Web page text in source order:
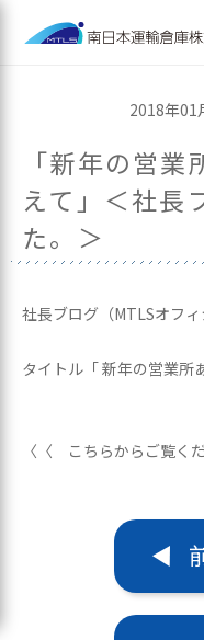
2018年01
「新年の営
えて」＜社長
た。＞
社長ブログ（MTLSオフ
タイトル「 新年の営業所
〈〈 こちらからご覧く